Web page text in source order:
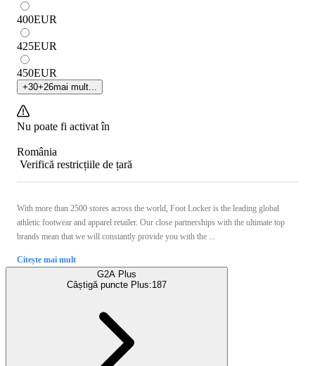
400EUR
425EUR
450EUR
+30+26mai mult...
Nu poate fi activat în
România
Verifică restricțiile de țară
With more than 2500 stores across the world, Foot Locker is the leading global
athletic footwear and apparel retailer. Our close partnerships with the ultimate top
brands mean that we will constantly provide you with the ...
Citește mai mult
G2A Plus
Câștigă puncte Plus:187